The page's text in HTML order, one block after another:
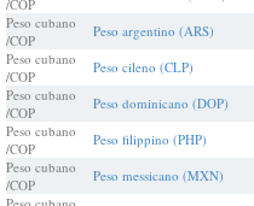
/COP
Peso cubano
/COP
Peso argentino (ARS)
Peso cubano
/COP
Peso cileno (CLP)
Peso cubano
/COP
Peso dominicano (DOP)
Peso cubano
/COP
Peso filippino (PHP)
Peso cubano
/COP
Peso messicano (MXN)